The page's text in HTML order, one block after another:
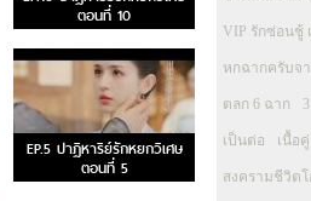
ตอนที่ 10
EP.5 ปาฏิหาริย์รักหยกวิเศษ
ตอนที่ 5
VIP รักซ่อนชู้
หกฉากครับจ
ตลก 6 ฉาก
เป็นต่อ เนื้อ
สงครามชีวิต